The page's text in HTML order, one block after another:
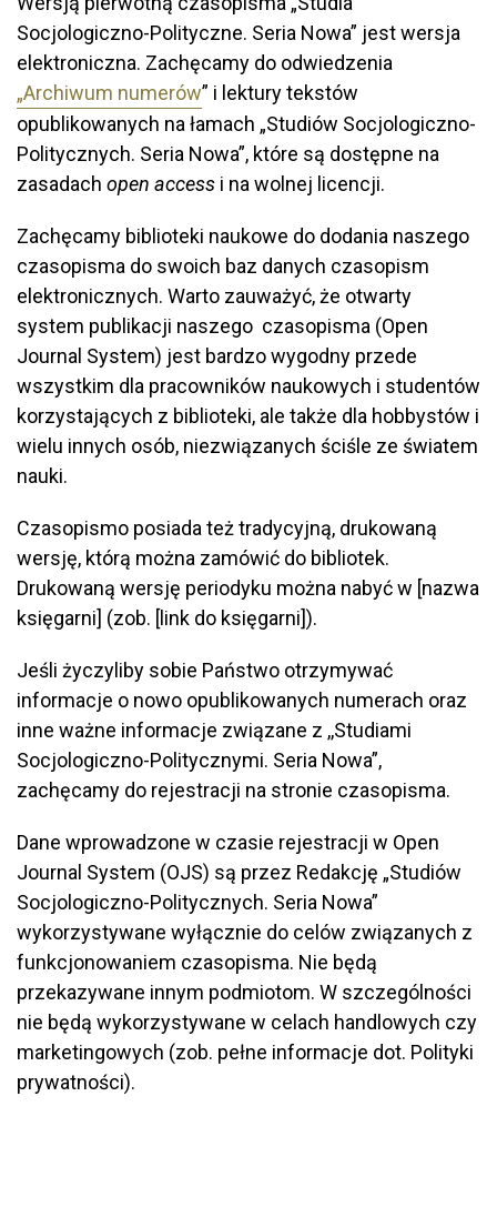
Socjologiczno-Polityczne. Seria Nowa” jest wersja
elektroniczna. Zachęcamy do odwiedzenia
„Archiwum numerów” i lektury tekstów
opublikowanych na łamach „Studiów Socjologiczno-
Politycznych. Seria Nowa”, które są dostępne na
zasadach open access i na wolnej licencji.
Zachęcamy biblioteki naukowe do dodania naszego
czasopisma do swoich baz danych czasopism
elektronicznych. Warto zauważyć, że otwarty
system publikacji naszego czasopisma (Open
Journal System) jest bardzo wygodny przede
wszystkim dla pracowników naukowych i studentów
korzystających z biblioteki, ale także dla hobbystów i
wielu innych osób, niezwiązanych ściśle ze światem
nauki.
Czasopismo posiada też tradycyjną, drukowaną
wersję, którą można zamówić do bibliotek.
Drukowaną wersję periodyku można nabyć w [nazwa
księgarni] (zob. [link do księgarni]).
Jeśli życzyliby sobie Państwo otrzymywać
informacje o nowo opublikowanych numerach oraz
inne ważne informacje związane z ,,Studiami
Socjologiczno-Politycznymi. Seria Nowa”,
zachęcamy do rejestracji na stronie czasopisma.
Dane wprowadzone w czasie rejestracji w Open
Journal System (OJS) są przez Redakcję „Studiów
Socjologiczno-Politycznych. Seria Nowa”
wykorzystywane wyłącznie do celów związanych z
funkcjonowaniem czasopisma. Nie będą
przekazywane innym podmiotom. W szczególności
nie będą wykorzystywane w celach handlowych czy
marketingowych (zob. pełne informacje dot. Polityki
prywatności).